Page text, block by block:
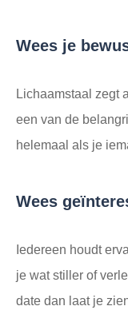
Wees je
Lichaamstaal zegt
een van de
helemaal als je
Wees
Iedereen houdt
je wat stiller of
date dan laat je